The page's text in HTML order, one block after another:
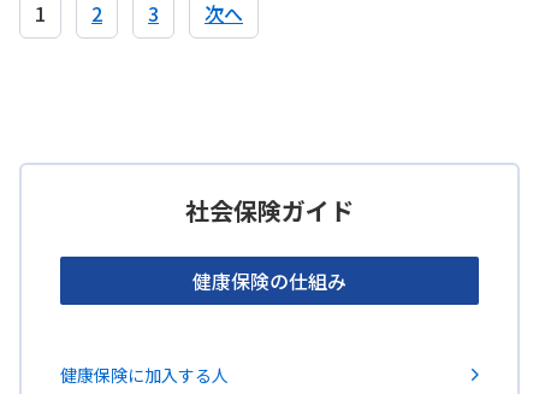
1 2 3 次へ
社会保険ガイド
健康保険の仕組み
健康保険に加入する人